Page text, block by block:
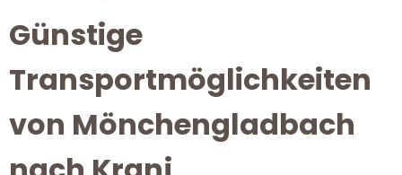
Günstige
Transportmöglichkeiten
von Mönchengladbach